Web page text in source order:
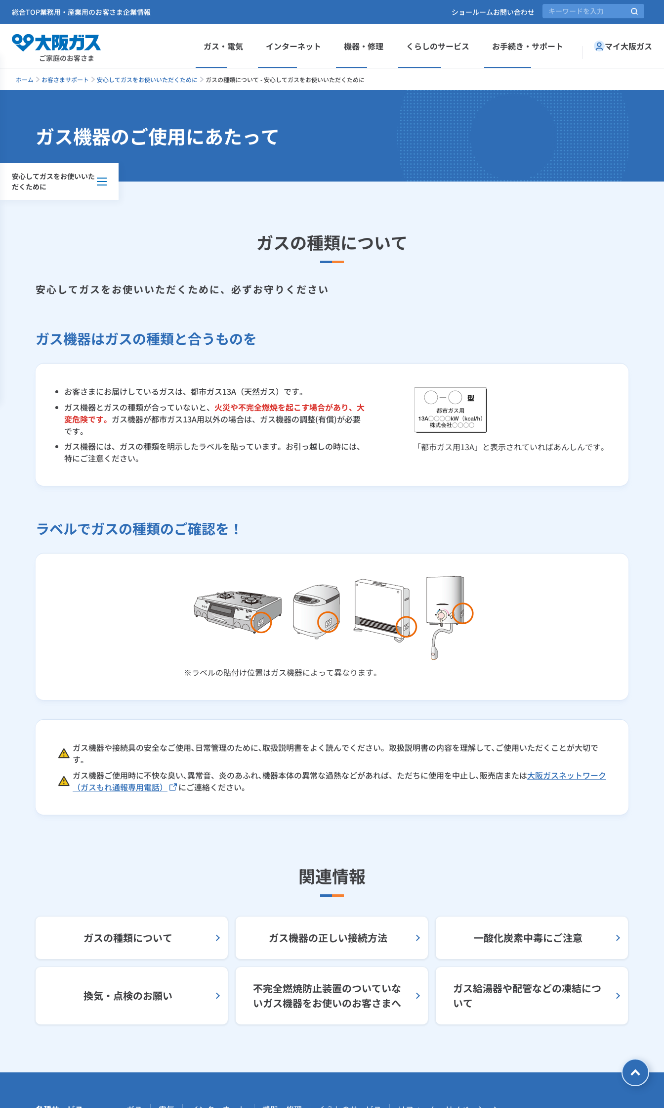
ご家庭のお客さま
ガス・電気 インターネット 機器・修理 くらしのサービス お手続き・サポート マイ大阪ガス
総合TOP業務用・産業用のお客さま企業情報 ショールームお問い合わせ
ホーム お客さまサポート 安心してガスをお使いいただくために ガスの種類について - 安心してガスをお使いいただくために
安心してガスをお使いいた
だくために
ガス機器のご使用にあたって
ガスの種類について
安心してガスをお使いいただくために、必ずお守りください
ガス機器はガスの種類と合うものを
「都市ガス用13A」と表示されていればあんしんです。
お客さまにお届けしているガスは、都市ガス13A（天然ガス）です。
ガス機器とガスの種類が合っていないと、 火災や不完全燃焼を起こす場合があり、大
変危険です。 ガス機器が都市ガス13A用以外の場合は、ガス機器の調整(有償)が必要
です。
ガス機器には、ガスの種類を明示したラベルを貼っています。お引っ越しの時には、
特にご注意ください。
ラベルでガスの種類のご確認を！
※ラベルの貼付け位置はガス機器によって異なります。
ガス機器や接続具の安全なご使用､日常管理のために､取扱説明書をよく読んでください。取扱説明書の内容を理解して､ご使用いただくことが大切で
す｡
ガス機器ご使用時に不快な臭い､異常音、炎のあふれ､機器本体の異常な過熱などがあれば、ただちに使用を中止し､販売店または大阪ガスネットワーク
（ガスもれ通報専用電話）
にご連絡ください｡
関連情報
ガスの種類について ガス機器の正しい接続方法 一酸化炭素中毒にご注意
換気・点検のお願い
不完全燃焼防止装置のついていな
いガス機器をお使いのお客さまへ
ガス給湯器や配管などの凍結につ
いて